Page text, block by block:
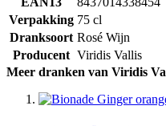
Verpakking 75 cl
Dranksoort Rosé Wijn
Producent Viridis Vallis
Meer dranken van Viridis